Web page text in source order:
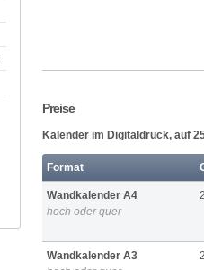
Preise
Kalender im Digitaldruck, auf
Format
Wandkalender A4
hoch oder quer
Wandkalender A3